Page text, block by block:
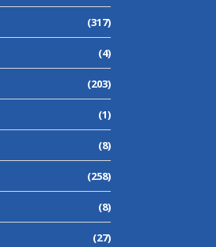
(317)
(4)
(203)
(1)
(8)
(258)
(8)
(27)